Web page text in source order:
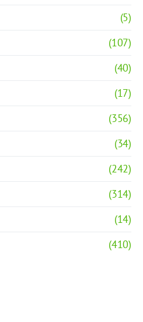
(5)
(107)
(40)
(17)
(356)
(34)
(242)
(314)
(14)
(410)